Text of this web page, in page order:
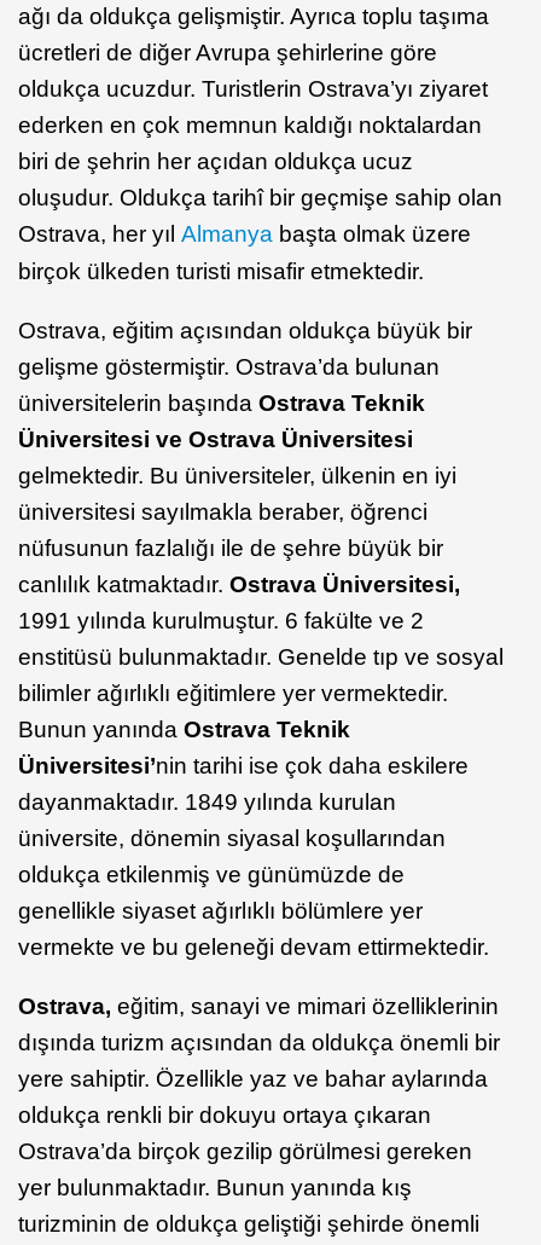
ağı da oldukça gelişmiştir. Ayrıca toplu taşıma
ücretleri de diğer Avrupa şehirlerine göre
oldukça ucuzdur. Turistlerin Ostrava’yı ziyaret
ederken en çok memnun kaldığı noktalardan
biri de şehrin her açıdan oldukça ucuz
oluşudur. Oldukça tarihî bir geçmişe sahip olan
Ostrava, her yıl Almanya başta olmak üzere
birçok ülkeden turisti misafir etmektedir.
Ostrava, eğitim açısından oldukça büyük bir
gelişme göstermiştir. Ostrava’da bulunan
üniversitelerin başında Ostrava Teknik
Üniversitesi ve Ostrava Üniversitesi
gelmektedir. Bu üniversiteler, ülkenin en iyi
üniversitesi sayılmakla beraber, öğrenci
nüfusunun fazlalığı ile de şehre büyük bir
canlılık katmaktadır. Ostrava Üniversitesi,
1991 yılında kurulmuştur. 6 fakülte ve 2
enstitüsü bulunmaktadır. Genelde tıp ve sosyal
bilimler ağırlıklı eğitimlere yer vermektedir.
Bunun yanında Ostrava Teknik
Üniversitesi’nin tarihi ise çok daha eskilere
dayanmaktadır. 1849 yılında kurulan
üniversite, dönemin siyasal koşullarından
oldukça etkilenmiş ve günümüzde de
genellikle siyaset ağırlıklı bölümlere yer
vermekte ve bu geleneği devam ettirmektedir.
Ostrava, eğitim, sanayi ve mimari özelliklerinin
dışında turizm açısından da oldukça önemli bir
yere sahiptir. Özellikle yaz ve bahar aylarında
oldukça renkli bir dokuyu ortaya çıkaran
Ostrava’da birçok gezilip görülmesi gereken
yer bulunmaktadır. Bunun yanında kış
turizminin de oldukça geliştiği şehirde önemli